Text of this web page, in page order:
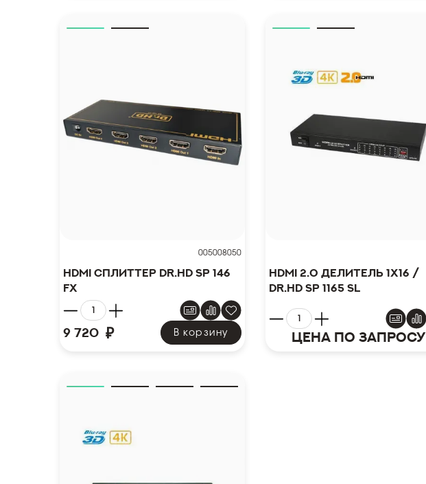
005008050
HDMI сплиттер Dr.HD SP 146
FX
9 720 ₽ В корзину
HDMI 2.0 делитель 1x16 /
Dr.HD SP 1165 SL
Цена по запросу